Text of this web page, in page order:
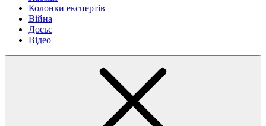
Колонки експертів
Війна
Досьє
Відео